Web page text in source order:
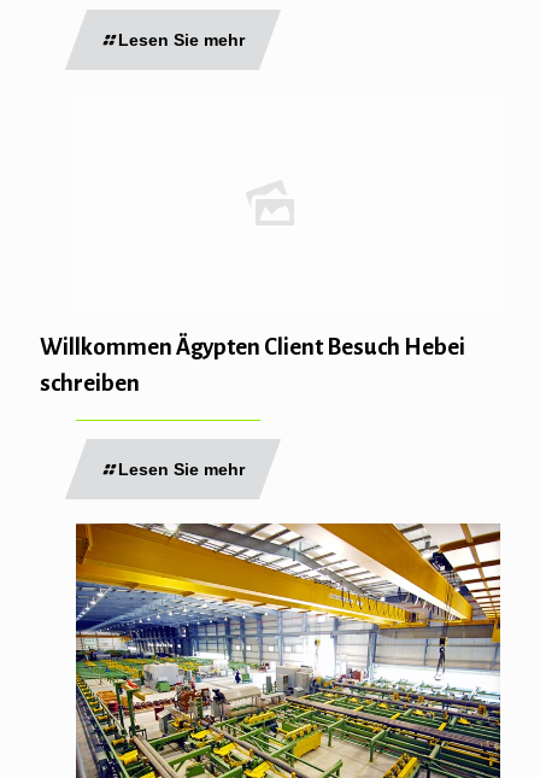
Lesen Sie mehr
Willkommen Ägypten Client Besuch Hebei
schreiben
Lesen Sie mehr